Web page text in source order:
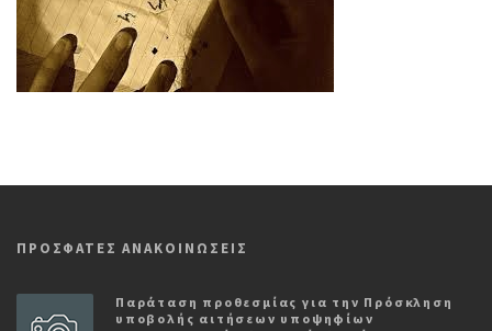
ΠΡΟΣΦΑΤΕΣ ΑΝΑΚΟΙΝΩΣΕΙΣ
Παράταση προθεσμίας για την Πρόσκληση
υποβολής αιτήσεων υποψηφίων